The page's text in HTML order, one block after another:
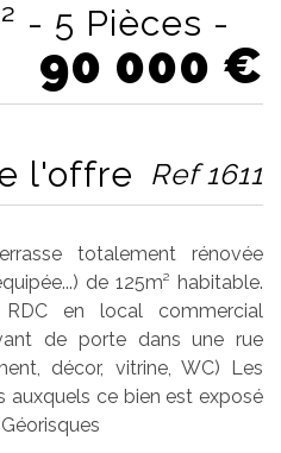
90 000 €
l'offre Ref 1611
totalement rénovée
de 125m² habitable.
en local commercial
de porte dans une rue
décor, vitrine, WC) Les
auxquels ce bien est exposé